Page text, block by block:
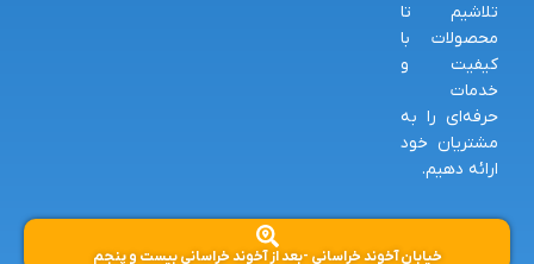
تلاشیم تا
محصولات با
کیفیت و
خدمات
حرفه‌ای را به
مشتریان خود
ارائه دهیم.
خیابان آخوند خراسانی -بعد از آخوند خراسانی بیست و پنجم